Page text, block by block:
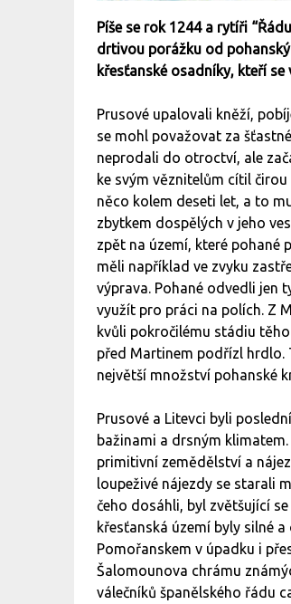
Píše se rok 1244 a rytíři
drtivou porážku od
křesťanské osadníky, kteří
Prusové upalovali kněží,
se mohl považovat za
neprodali do otroctví, ale
ke svým věznitelům cítil
něco kolem deseti let, a to
zbytkem dospělých v jeho
zpět na území, které pohané
měli například ve zvyku
výprava. Pohané odvedli jen
využít pro práci na polích. Z
kvůli pokročilému stádiu
před Martinem podřízl hrdlo.
největší množství pohanské
Prusové a Litevci byli
bažinami a drsným
primitivní zemědělství a
loupeživé nájezdy se starali
čeho dosáhli, byl zvětšující
křesťanská území byly silné
Pomořanskem v úpadku i
Šalomounova chrámu
válečníků španělského řádu